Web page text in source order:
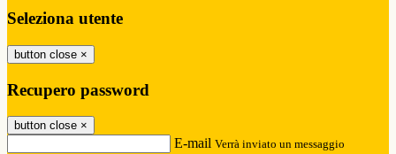
Seleziona utente
button close ×
Recupero password
button close ×
E-mail Verrà inviato un messaggio